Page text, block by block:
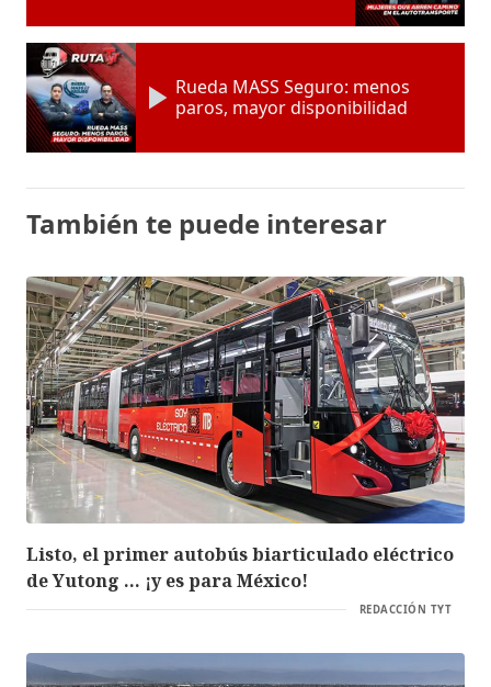
Rueda MASS Seguro: menos
paros, mayor disponibilidad
También te puede interesar
Listo, el primer autobús biarticulado eléctrico
de Yutong … ¡y es para México!
REDACCIÓN TYT